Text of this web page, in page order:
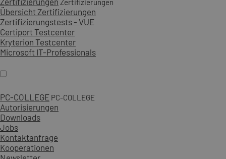
Zertifizierungen
Übersicht Zertifizierungen
Zertifizierungstests - VUE
Certiport Testcenter
Kryterion Testcenter
Microsoft IT-Professionals
PC-COLLEGE PC-COLLEGE
Autorisierungen
Downloads
Jobs
Kontaktanfrage
Kooperationen